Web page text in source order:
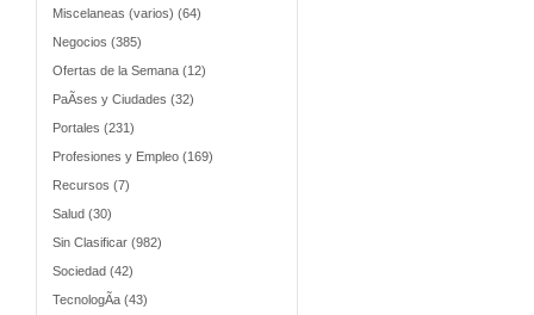
Miscelaneas (varios) (64)
Negocios (385)
Ofertas de la Semana (12)
PaÃ­ses y Ciudades (32)
Portales (231)
Profesiones y Empleo (169)
Recursos (7)
Salud (30)
Sin Clasificar (982)
Sociedad (42)
TecnologÃ­a (43)